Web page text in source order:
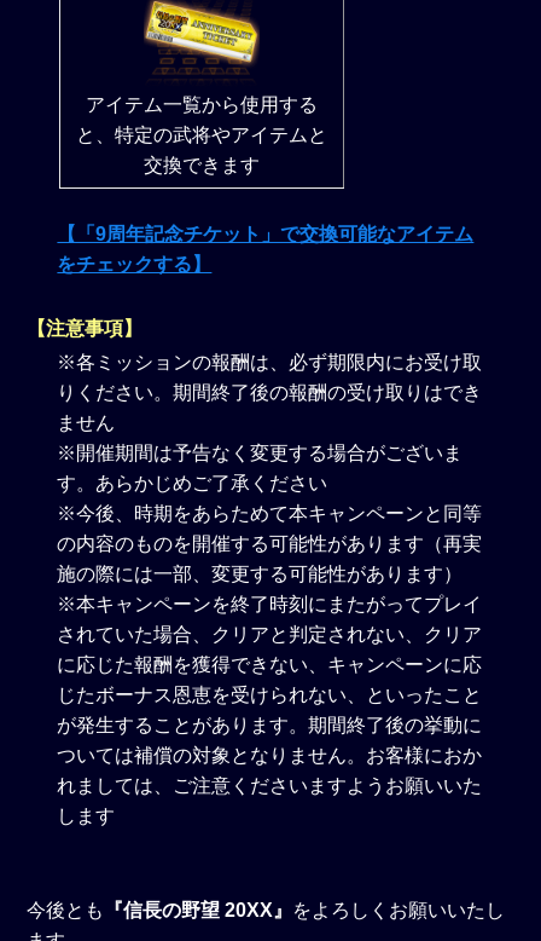
アイテム一覧から使用する
と、特定の武将やアイテムと
交換できます
【「9周年記念チケット」で交換可能なアイテム
をチェックする】
【注意事項】
※各ミッションの報酬は、必ず期限内にお受け取
りください。期間終了後の報酬の受け取りはでき
ません
※開催期間は予告なく変更する場合がございま
す。あらかじめご了承ください
※今後、時期をあらためて本キャンペーンと同等
の内容のものを開催する可能性があります（再実
施の際には一部、変更する可能性があります）
※本キャンペーンを終了時刻にまたがってプレイ
されていた場合、クリアと判定されない、クリア
に応じた報酬を獲得できない、キャンペーンに応
じたボーナス恩恵を受けられない、といったこと
が発生することがあります。期間終了後の挙動に
ついては補償の対象となりません。お客様におか
れましては、ご注意くださいますようお願いいた
します
今後とも 『信長の野望 20XX』 をよろしくお願いいたし